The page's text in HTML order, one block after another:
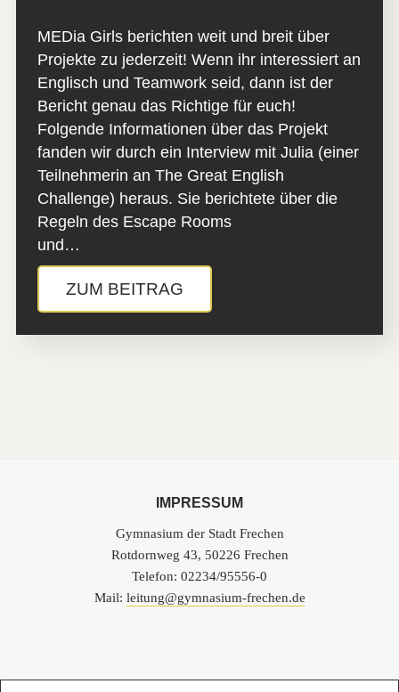
MEDia Girls berichten weit und breit über
Projekte zu jederzeit! Wenn ihr interessiert an
Englisch und Teamwork seid, dann ist der
Bericht genau das Richtige für euch!
Folgende Informationen über das Projekt
fanden wir durch ein Interview mit Julia (einer
Teilnehmerin an The Great English
Challenge) heraus. Sie berichtete über die
Regeln des Escape Rooms
und…
ZUM BEITRAG
IMPRESSUM
Gymnasium der Stadt Frechen
Rotdornweg 43, 50226 Frechen
Telefon: 02234/95556-0
Mail: leitung@gymnasium-frechen.de